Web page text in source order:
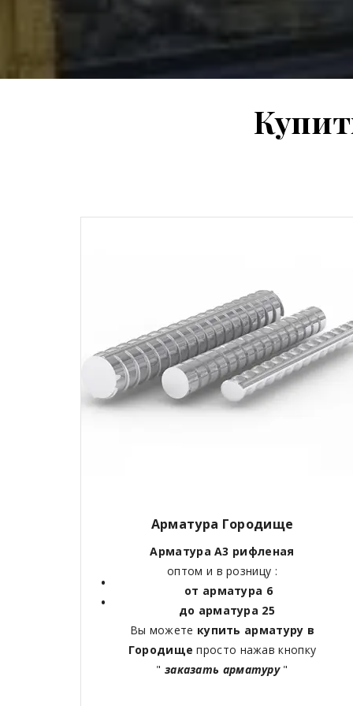
Арматура Городище
Арматура А3 рифленая
оптом и в розницу :
от арматура 6
до арматура 25
Вы можете купить арматуру в
Городищепросто нажав кнопку
" заказать арматуру"